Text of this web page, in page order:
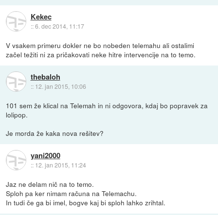
Kekec
::6. dec 2014, 11:17
V vsakem primeru dokler ne bo nobeden telemahu ali ostalimi
začel težiti ni za pričakovati neke hitre intervencije na to temo.
thebaloh
:: 12. jan 2015, 10:06
101 sem že klical na Telemah in ni odgovora, kdaj bo popravek za
lolipop.
Je morda že kaka nova rešitev?
yani2000
:: 12. jan 2015, 11:24
Jaz ne delam nič na to temo.
Sploh pa ker nimam računa na Telemachu.
In tudi če ga bi imel, bogve kaj bi sploh lahko zrihtal.